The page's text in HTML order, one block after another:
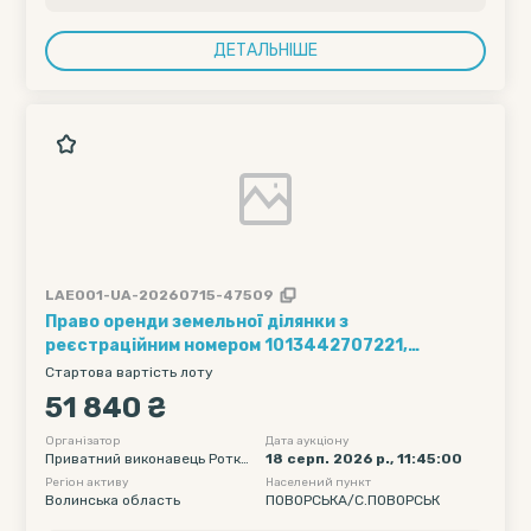
ДЕТАЛЬНІШЕ
LAE001-UA-20260715-47509
Право оренди земельної ділянки з
реєстраційним номером 1013442707221,
кадастровий номер 0722183200:05:003:0439,
земельна ділянка загальною площею 1.4184 га,
цільове призначення: для ведення особистого
селянського господарства, місце розташування:
Волинська область, Ковельський район,
Козлиничівська сільська рада, на підставі
договору оренди землі № б/н від 25.10.2021 р.,
Стартова вартість лоту
51 840 ₴
Організатор
Приватний виконавець Ротке
вич Ірина Вікторівна
Дата аукціону
18 серп. 2026 р., 11:45:00
Регіон активу
Волинська область
Населений пункт
ПОВОРСЬКА/С.ПОВОРСЬК